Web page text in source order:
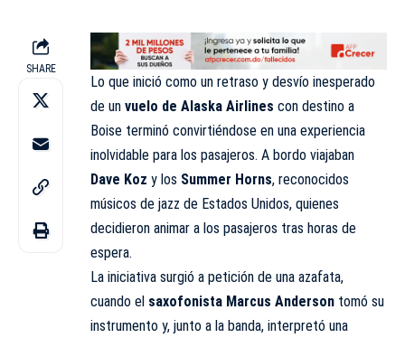
SHARE
Lo que inició como un retraso y desvío inesperado
de un vuelo de Alaska Airlines con destino a
Boise terminó convirtiéndose en una experiencia
inolvidable para los pasajeros. A bordo viajaban
Dave Koz y los Summer Horns, reconocidos
músicos de jazz de Estados Unidos, quienes
decidieron animar a los pasajeros tras horas de
espera.
La iniciativa surgió a petición de una azafata,
cuando el saxofonista Marcus Anderson tomó su
instrumento y, junto a la banda, interpretó una